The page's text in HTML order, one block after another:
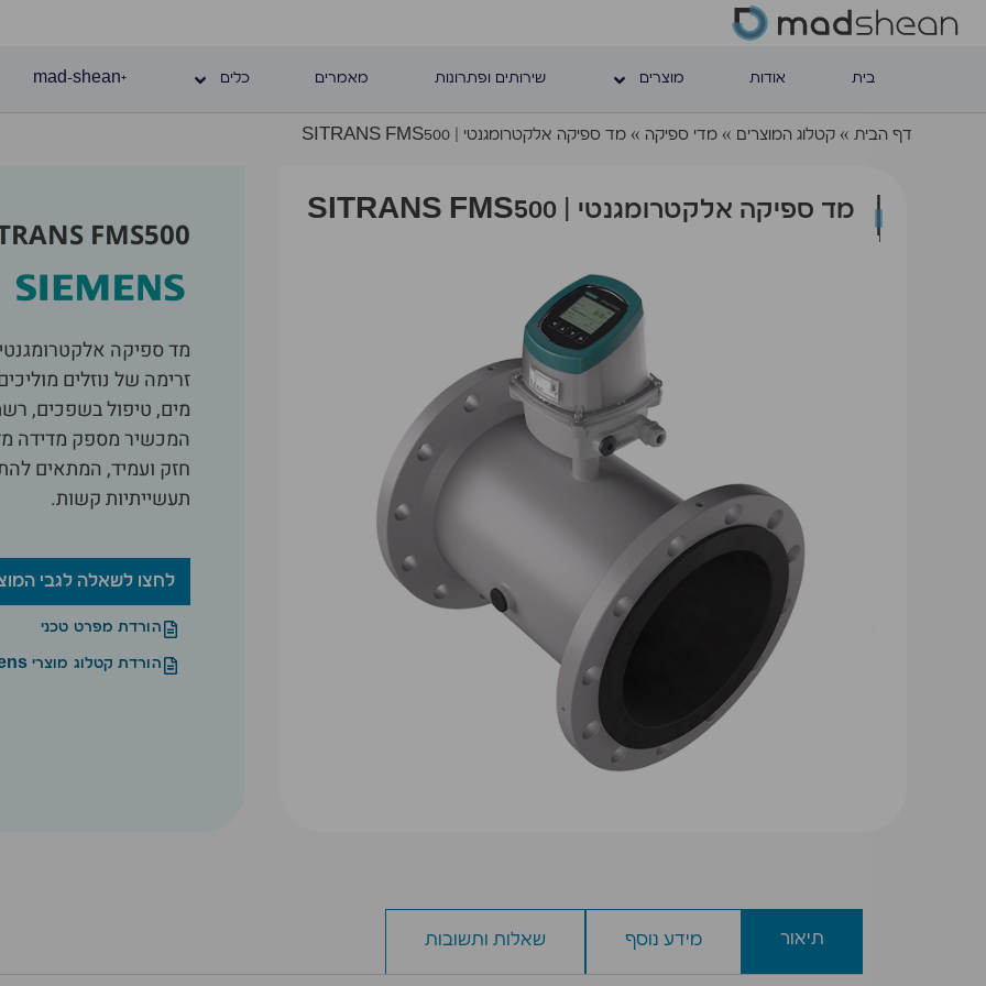
בית אודות מוצרים שירותים ופתרונות מאמרים כלים +mad-shean
דף הבית » קטלוג המוצרים » מדי ספיקה » מד ספיקה אלקטרומגנטי | SITRANS FMS500
מד ספיקה אלקטרומגנטי | SITRANS FMS500
FMS500
זרימה של נוזלים
מים, טיפול בשפכים,
המכשיר מספק מדידה
חזק ועמיד, המתאים
תעשייתיות קשות.
לחצו לשאלה לגבי
הורדת מפרט טכני
הורדת קטלוג מוצרי Siemens
תיאור מידע נוסף שאלות ותשובות